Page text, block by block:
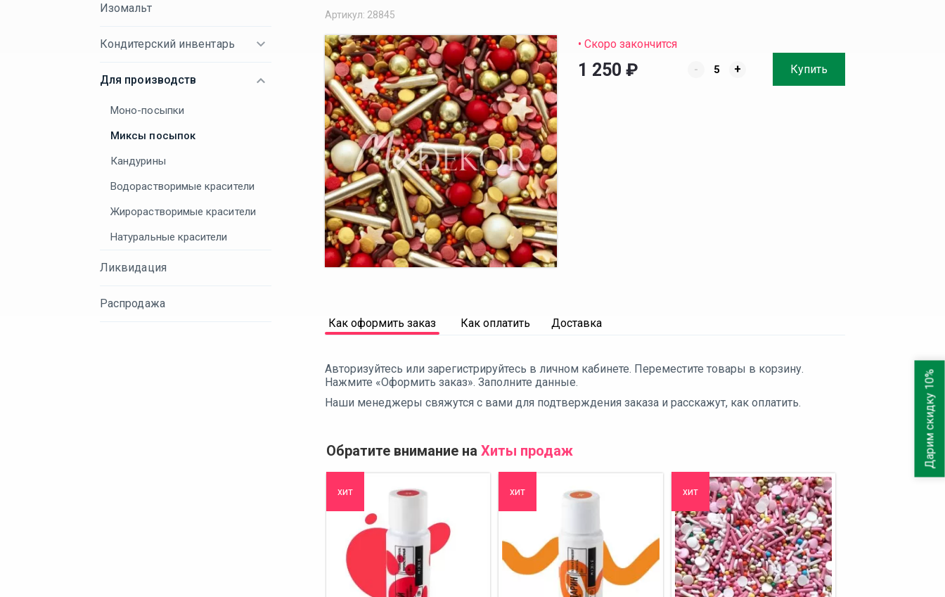
Изомальт
Кондитерский инвентарь
Для производств
Моно-посыпки
Миксы посыпок
Кандурины
Водорастворимые красители
Жирорастворимые красители
Натуральные красители
Ликвидация
Распродажа
Артикул: 28845
• Скоро закончится
1 250 ₽ - + Купить
Как оформить заказ Как оплатить Доставка
Авторизуйтесь или зарегистрируйтесь в личном кабинете. Переместите товары в корзину.
Нажмите «Оформить заказ». Заполните данные.
Наши менеджеры свяжутся с вами для подтверждения заказа и расскажут, как оплатить.
Обратите внимание на Хиты продаж
хит хит хит
Дарим скидку 10%